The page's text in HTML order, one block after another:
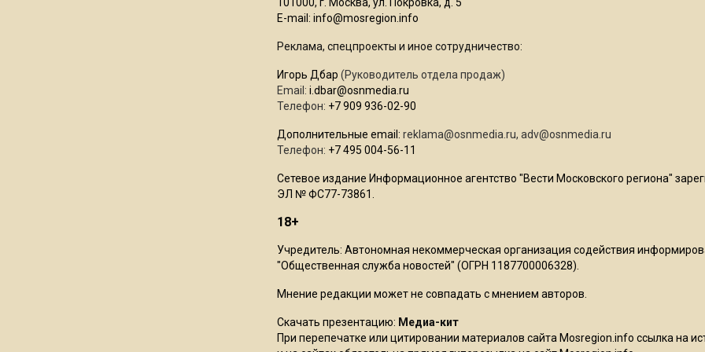
E-mail: info@mosregion.info
Реклама, спецпроекты и иное сотрудничество:
Игорь Дбар (Руководитель отдела продаж)
Email: i.dbar@osnmedia.ru
Телефон: +7 909 936-02-90
Дополнительные email: reklama@osnmedia.ru, adv@osnmedia.ru
Телефон: +7 495 004-56-11
Сетевое издание Информационное агентство "Вести Московского региона"
ЭЛ № ФС77-73861.
18+
Учредитель: Автономная некоммерческая организация содействия
"Общественная служба новостей" (ОГРН 1187700006328).
Мнение редакции может не совпадать с мнением авторов.
Скачать презентацию: Медиа-кит
При перепечатке или цитировании материалов сайта Mosregion.info ссылка на